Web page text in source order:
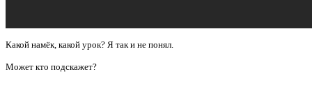
Какой намёк, какой урок? Я так и не понял.
Может кто подскажет?